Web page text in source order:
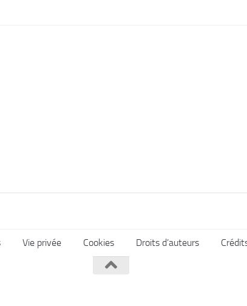
Vie privée Cookies Droits d’auteurs